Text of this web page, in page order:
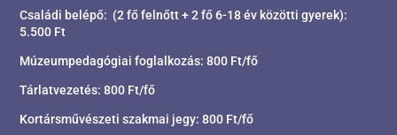
Családi belépő: (2 fő felnőtt + 2 fő 6-18 év közötti gyerek):
5.500 Ft
Múzeumpedagógiai foglalkozás: 800 Ft/fő
Tárlatvezetés: 800 Ft/fő
Kortársművészeti szakmai jegy: 800 Ft/fő